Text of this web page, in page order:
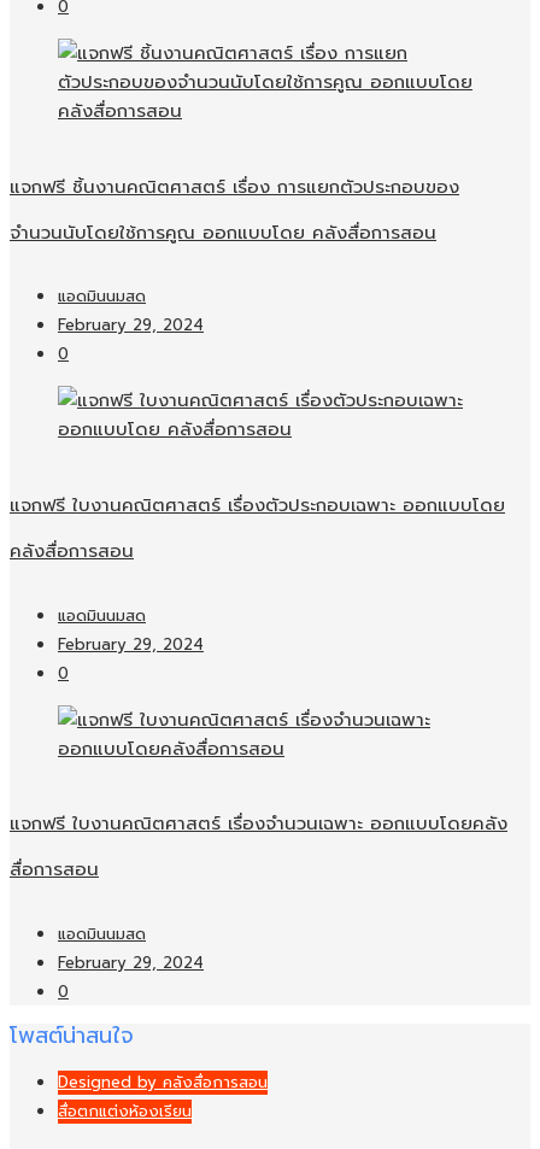
0
แจกฟรี ชิ้นงานคณิตศาสตร์ เรื่อง การแยกตัวประกอบของ
จำนวนนับโดยใช้การคูณ ออกแบบโดย คลังสื่อการสอน
แอดมินนมสด
February 29, 2024
0
แจกฟรี ใบงานคณิตศาสตร์ เรื่องตัวประกอบเฉพาะ ออกแบบโดย
คลังสื่อการสอน
แอดมินนมสด
February 29, 2024
0
แจกฟรี ใบงานคณิตศาสตร์ เรื่องจำนวนเฉพาะ ออกแบบโดยคลัง
สื่อการสอน
แอดมินนมสด
February 29, 2024
0
โพสต์น่าสนใจ
Designed by คลังสื่อการสอน
สื่อตกแต่งห้องเรียน